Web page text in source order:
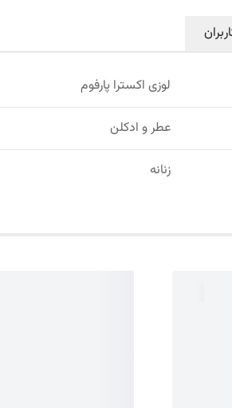
لوزی اکسترا پارفوم
عطر و ادکلن
زنانه